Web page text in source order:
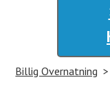
Billig Overnatning